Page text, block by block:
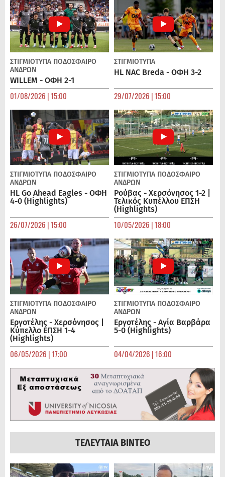
ΣΤΙΓΜΙΟΤΥΠΑ ΠΟΔΌΣΦΑΙΡΟ
ΑΝΔΡΏΝ
WILLEM - ΟΦΗ 2-1
01/08/2026 | 15:00
ΣΤΙΓΜΙΟΤΥΠΑ
HL NAC Breda - ΟΦΗ 3-2
29/07/2026 | 15:00
ΣΤΙΓΜΙΟΤΥΠΑ ΠΟΔΌΣΦΑΙΡΟ
ΑΝΔΡΏΝ
HL Go Ahead Eagles - ΟΦΗ
4-0 (Highlights)
26/07/2026 | 15:00
ΣΤΙΓΜΙΟΤΥΠΑ ΠΟΔΌΣΦΑΙΡΟ
ΑΝΔΡΏΝ
Ρούβας - Χερσόνησος 1-2 |
Τελικός Κυπέλλου ΕΠΣΗ
(Highlights)
10/05/2026 | 18:00
ΣΤΙΓΜΙΟΤΥΠΑ ΠΟΔΌΣΦΑΙΡΟ
ΑΝΔΡΏΝ
Εργοτέλης - Χερσόνησος |
Κύπελλο ΕΠΣΗ 1-4
(Highlights)
06/05/2026 | 17:00
ΣΤΙΓΜΙΟΤΥΠΑ ΠΟΔΌΣΦΑΙΡΟ
ΑΝΔΡΏΝ
Εργοτέλης - Αγία Βαρβάρα
5-0 (Highlights)
04/04/2026 | 16:00
ΤΕΛΕΥΤΑΙΑ ΒΙΝΤΕΟ